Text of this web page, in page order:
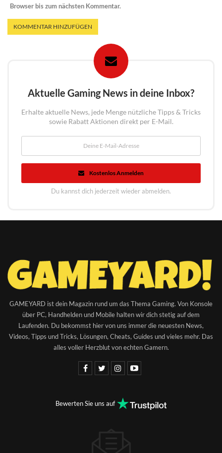
Browser bis zum nächsten Kommentar.
Aktuelle Gaming News in deine Inbox?
Erhalte aktuelle News, jede Menge nützliche Tipps & Tricks
sowie Rabatt Aktionen direkt per E-Mail.
Kostenlos Anmelden
Du kannst dich jederzeit wieder abmelden.
GAMEYARD ist dein Magazin rund um das Thema Gaming. Von Konsole
über PC, Handhelden und Mobile halten wir dich stetig auf dem
Laufenden. Du bekommst hier von uns immer die neuesten News,
Videos, Tipps und Tricks, Lösungen, Cheats, Guides und vieles mehr. Das
alles voller Herzblut von echten Gamern.
Bewerten Sie uns auf